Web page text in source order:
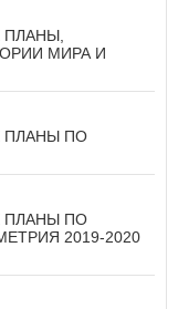
МИРА И
ПЛАНЫ ПО
ПЛАНЫ ПО
2019-2020